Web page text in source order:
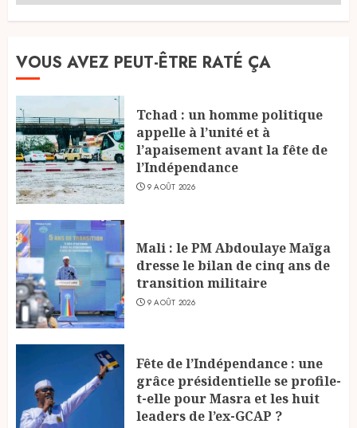
VOUS AVEZ PEUT-ÊTRE RATÉ ÇA
Tchad : un homme politique
appelle à l’unité et à
l’apaisement avant la fête de
l’Indépendance
9 AOÛT 2026
Mali : le PM Abdoulaye Maïga
dresse le bilan de cinq ans de
transition militaire
9 AOÛT 2026
Fête de l’Indépendance : une
grâce présidentielle se profile-
t-elle pour Masra et les huit
leaders de l’ex-GCAP ?